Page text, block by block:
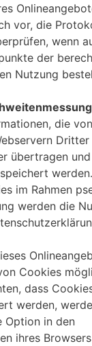
vor, die
wenn
der
Nutzung
die
übertragen
im Rahmen
werden die
Cookies
dass
werden,
Option in den
ihres